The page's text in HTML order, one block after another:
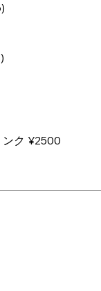
ンク ¥2500